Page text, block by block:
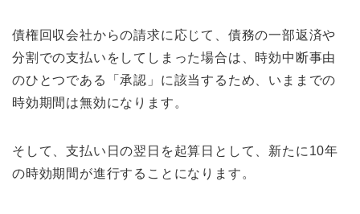
債権回収会社からの請求に応じて、債務の一部返済や
分割での支払いをしてしまった場合は、時効中断事由
のひとつである「承認」に該当するため、いままでの
時効期間は無効になります。
そして、支払い日の翌日を起算日として、新たに10年
の時効期間が進行することになります。